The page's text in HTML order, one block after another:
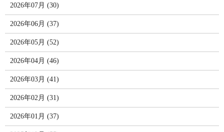
2026年07月 (30)
2026年06月 (37)
2026年05月 (52)
2026年04月 (46)
2026年03月 (41)
2026年02月 (31)
2026年01月 (37)